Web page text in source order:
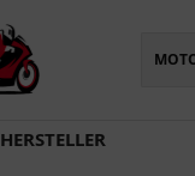
HERSTELLER